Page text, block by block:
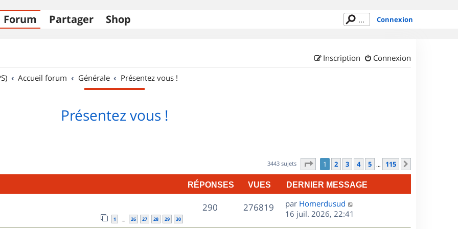
Forum Partager Shop Connexion
Connexion
Inscription
Accueil forum Générale Présentez vous !
Présentez vous !
3443 sujets Page sur115
1 2 3 4 5 … 115
RÉPONSES VUES DERNIER MESSAGE
1 … 26 27 28 29 30
290R
é
276819V
u
D
e
par Homerdusud
16 juil. 2026, 22:41